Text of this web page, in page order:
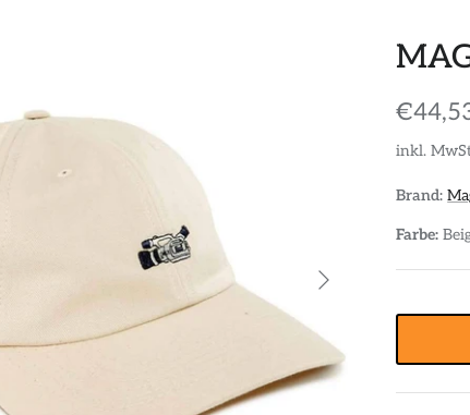
inkl.
Brand:
Farbe: